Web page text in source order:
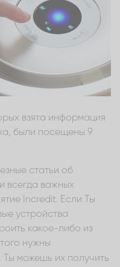
взята информация
были посещены 9
статьи об
всегда важных
Incredit. Если Ты
устройства
какое-либо из
нужны
, Ты можешь их получить